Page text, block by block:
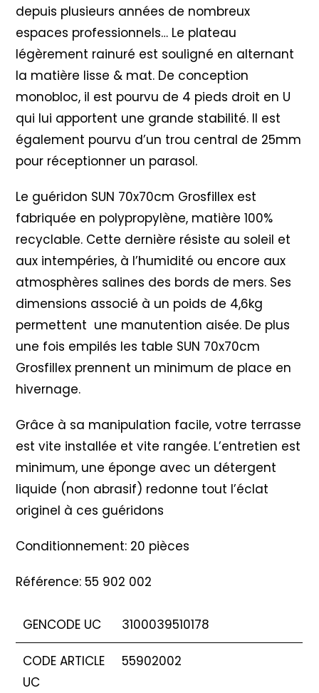
depuis plusieurs années de nombreux
espaces professionnels… Le plateau
légèrement rainuré est souligné en alternant
la matière lisse & mat. De conception
monobloc, il est pourvu de 4 pieds droit en U
qui lui apportent une grande stabilité. Il est
également pourvu d’un trou central de 25mm
pour réceptionner un parasol.
Le guéridon SUN 70x70cm Grosfillex est
fabriquée en polypropylène, matière 100%
recyclable. Cette dernière résiste au soleil et
aux intempéries, à l’humidité ou encore aux
atmosphères salines des bords de mers. Ses
dimensions associé à un poids de 4,6kg
permettent une manutention aisée. De plus
une fois empilés les table SUN 70x70cm
Grosfillex prennent un minimum de place en
hivernage.
Grâce à sa manipulation facile, votre terrasse
est vite installée et vite rangée. L’entretien est
minimum, une éponge avec un détergent
liquide (non abrasif) redonne tout l’éclat
originel à ces guéridons
Conditionnement: 20 pièces
Référence: 55 902 002
GENCODE UC 3100039510178
CODE ARTICLE
UC
55902002